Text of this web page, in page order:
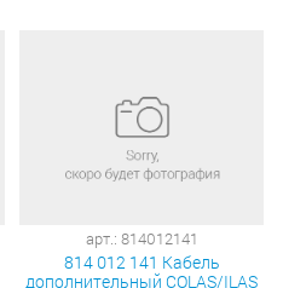
арт.: 814012141
814 012 141 Кабель
дополнительный COLAS/ILAS